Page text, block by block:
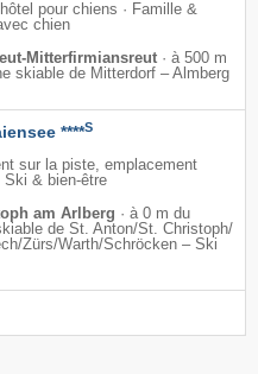
pour chiens · Famille &
chien
Mitterfirmiansreut · à 500 m
skiable de Mitterdorf – Almberg
****S
sur la piste, emplacement
Ski & bien-être
am Arlberg · à 0 m du
de St. Anton/​St. Christoph/​
​Zürs/​Warth/​Schröcken – Ski